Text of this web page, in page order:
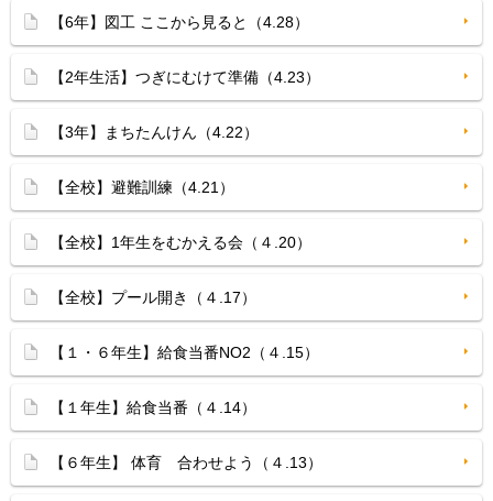
【6年】図工 ここから見ると（4.28）
【2年生活】つぎにむけて準備（4.23）
【3年】まちたんけん（4.22）
【全校】避難訓練（4.21）
【全校】1年生をむかえる会（４.20）
【全校】プール開き（４.17）
【１・６年生】給食当番NO2（４.15）
【１年生】給食当番（４.14）
【６年生】 体育 合わせよう（４.13）